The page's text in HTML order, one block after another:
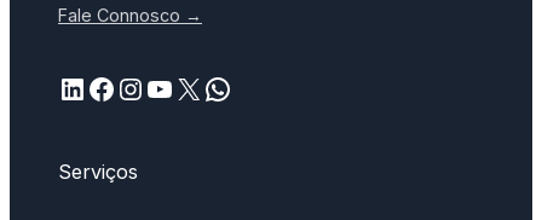
Fale Connosco →
LinkedIn Facebook InstagramYouTube X WhatsApp
Serviços